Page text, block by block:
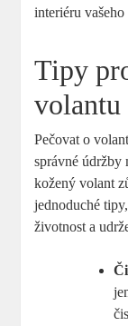
interiéru vašeho
Tipy
volantu
Pečovat o
správné údržby
kožený volant
jednoduché
životnost a